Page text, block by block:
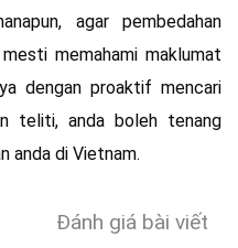
agar pembedahan
memahami maklumat
dengan proaktif mencari
teliti, anda boleh tenang
anda di Vietnam.
Đánh giá bài viết